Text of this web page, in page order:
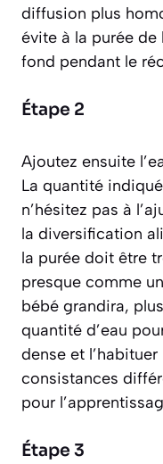
diffusion plus
évite à la purée de
fond pendant le
Étape 2
Ajoutez ensuite
La quantité
n’hésitez pas à
la diversification
la purée doit être
presque comme
bébé grandira,
quantité d’eau
dense et
consistances
pour
Étape 3